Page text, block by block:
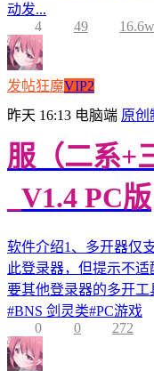
动发...
4
49 16.6w
发帖狂魔VIP2
昨天 16:13 电脑端 原创
服（二系+
_V1.4 PC版
软件介绍1、多开器仅
此登录器，但提示不
要其他登录器的多开
#BNS 剑灵类#PC游戏
0
0 272